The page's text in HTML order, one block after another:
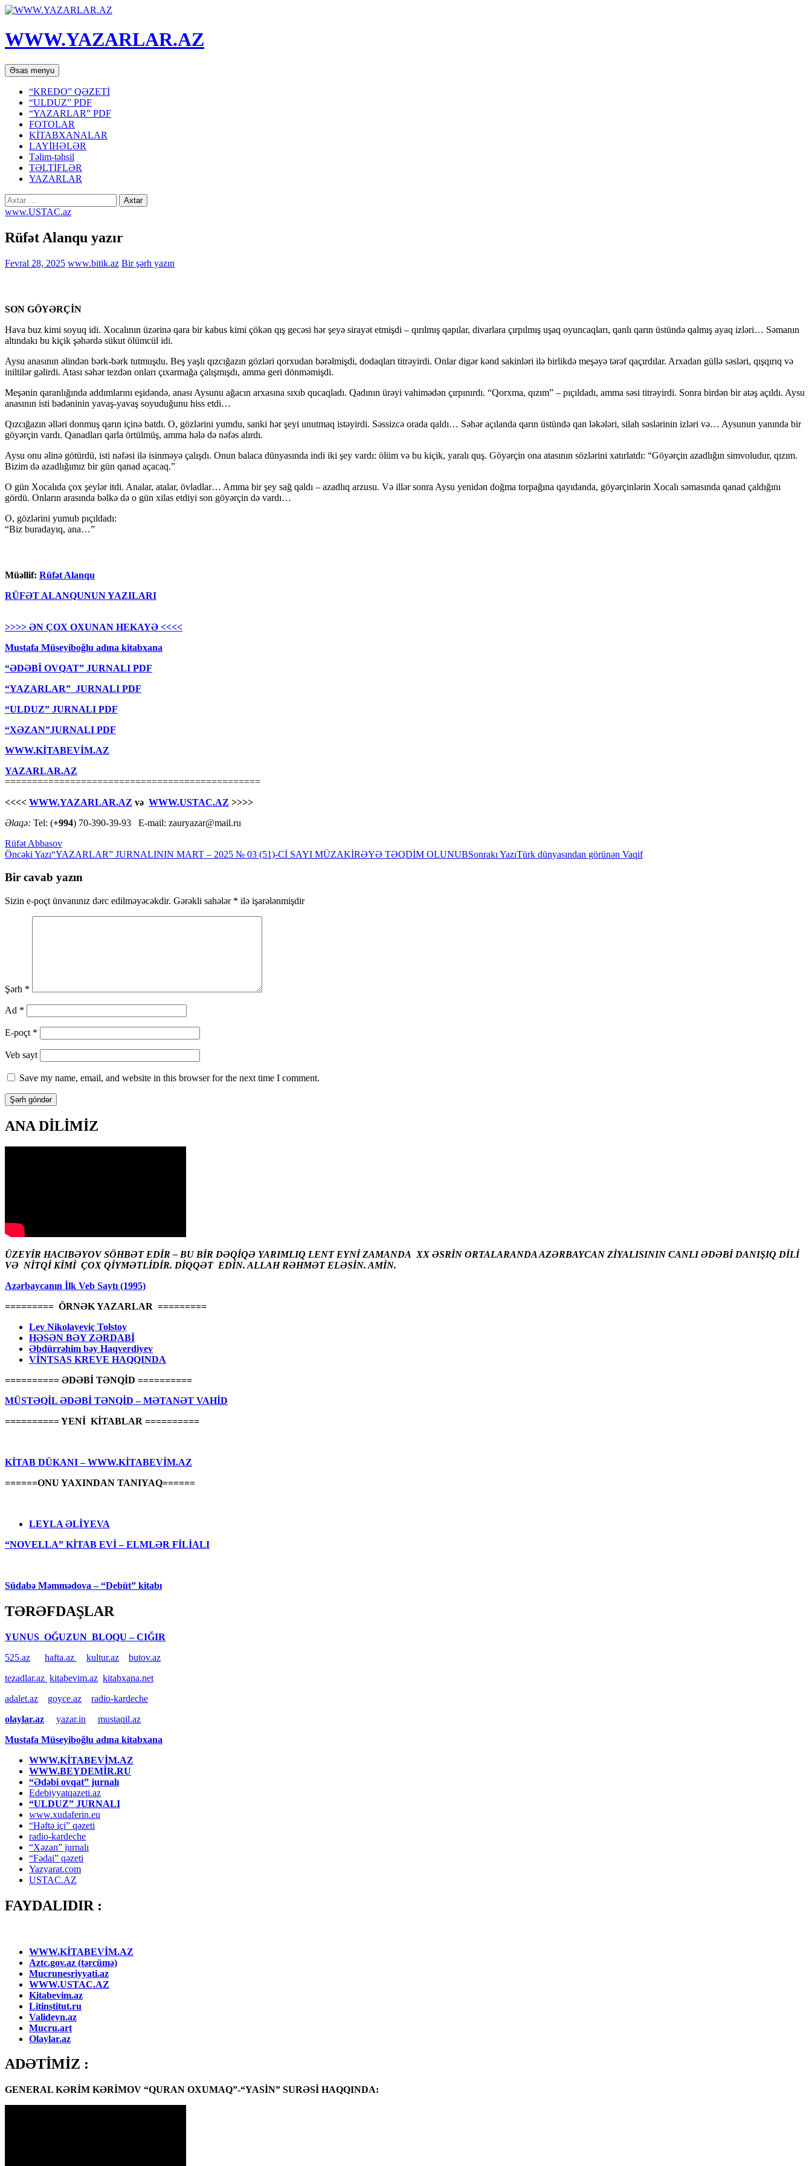
WWW.YAZARLAR.AZ
Axtar
Əsas menyu Mühtəviyyata
keç
“KREDO” QƏZETİ
“ULDUZ” PDF
“YAZARLAR” PDF
FOTOLAR
KİTABXANALAR
LAYİHƏLƏR
Təlim-təhsil
TƏLTİFLƏR
YAZARLAR
Axtarış:
www.USTAC.az
Rüfət Alanqu yazır
Fevral 28, 2025 www.bitik.az Bir şərh yazın
SON GÖYƏRÇİN
Hava buz kimi soyuq idi. Xocalının üzərinə qara bir kabus kimi çökən qış gecəsi hər şeyə sirayət etmişdi – qırılmış qapılar, divarlara çırpılmış uşaq oyuncaqları, qanlı qarın üstündə qalmış ayaq izləri… Səmanın
altındakı bu kiçik şəhərdə sükut ölümcül idi.
Aysu anasının əlindən bərk-bərk tutmuşdu. Beş yaşlı qızcığazın gözləri qorxudan bərəlmişdi, dodaqları titrəyirdi. Onlar digər kənd sakinləri ilə birlikdə meşəyə tərəf qaçırdılar. Arxadan güllə səsləri, qışqırıq və
iniltilər gəlirdi. Atası səhər tezdən onları çıxarmağa çalışmışdı, amma geri dönməmişdi.
Meşənin qaranlığında addımlarını eşidəndə, anası Aysunu ağacın arxasına sıxıb qucaqladı. Qadının ürəyi vahimədən çırpınırdı. “Qorxma, qızım” – pıçıldadı, amma səsi titrəyirdi. Sonra birdən bir atəş açıldı. Aysu
anasının isti bədəninin yavaş-yavaş soyuduğunu hiss etdi…
Qızcığazın əlləri donmuş qarın içinə batdı. O, gözlərini yumdu, sanki hər şeyi unutmaq istəyirdi. Səssizcə orada qaldı… Səhər açılanda qarın üstündə qan ləkələri, silah səslərinin izləri və… Aysunun yanında bir
göyərçin vardı. Qanadları qarla örtülmüş, amma hələ də nəfəs alırdı.
Aysu onu əlinə götürdü, isti nəfəsi ilə isinməyə çalışdı. Onun balaca dünyasında indi iki şey vardı: ölüm və bu kiçik, yaralı quş. Göyərçin ona atasının sözlərini xatırlatdı: “Göyərçin azadlığın simvoludur, qızım.
Bizim də azadlığımız bir gün qanad açacaq.”
O gün Xocalıda çox şeylər itdi. Analar, atalar, övladlar… Amma bir şey sağ qaldı – azadlıq arzusu. Və illər sonra Aysu yenidən doğma torpağına qayıdanda, göyərçinlərin Xocalı səmasında qanad çaldığını
gördü. Onların arasında bəlkə də o gün xilas etdiyi son göyərçin də vardı…
O, gözlərini yumub pıçıldadı:
“Biz buradayıq, ana…”
Müəllif: Rüfət Alanqu
RÜFƏT ALANQUNUN YAZILARI
>>>> ƏN ÇOX OXUNAN HEKAYƏ <<<<
Mustafa Müseyiboğlu adına kitabxana
“ƏDƏBİ OVQAT” JURNALI PDF
“YAZARLAR” JURNALI PDF
“ULDUZ” JURNALI PDF
“XƏZAN”JURNALI PDF
WWW.KİTABEVİM.AZ
YAZARLAR.AZ
===============================================
<<<< WWW.YAZARLAR.AZ və WWW.USTAC.AZ >>>>
Əlaqə: Tel: (+994) 70-390-39-93 E-mail: zauryazar@mail.ru
Rüfət Abbasov
Yazılar
üzrə
naviqasiya
Öncəki Yazı“YAZARLAR” JURNALININ MART – 2025 № 03 (51)-Cİ SAYI MÜZAKİRƏYƏ TƏQDİM OLUNUBSonrakı YazıTürk dünyasından görünən Vaqif
Bir cavab yazın
Sizin e-poçt ünvanınız dərc edilməyəcəkdir. Gərəkli sahələr * ilə işarələnmişdir
Şərh *
Ad *
E-poçt *
Veb sayt
Save my name, email, and website in this browser for the next time I comment.
ANA DİLİMİZ
ÜZEYİR HACIBƏYOV SÖHBƏT EDİR – BU BİR DƏQİQƏ YARIMLIQ LENT EYNİ ZAMANDA XX ƏSRİN ORTALARANDA AZƏRBAYCAN ZİYALISININ CANLI ƏDƏBİ DANIŞIQ DİLİ
VƏ NİTQİ KİMİ ÇOX QİYMƏTLİDİR. DİQQƏT EDİN. ALLAH RƏHMƏT ELƏSİN. AMİN.
Azərbaycanın İlk Veb Saytı (1995)
========= ÖRNƏK YAZARLAR =========
Lev Nikolayeviç Tolstoy
HƏSƏN BƏY ZƏRDABİ
Əbdürrəhim bəy Haqverdiyev
VİNTSAS KREVE HAQQINDA
========== ƏDƏBİ TƏNQİD ==========
MÜSTƏQİL ƏDƏBİ TƏNQİD – MƏTANƏT VAHİD
========== YENİ KİTABLAR ==========
KİTAB DÜKANI – WWW.KİTABEVİM.AZ
======ONU YAXINDAN TANIYAQ======
LEYLA ƏLİYEVA
“NOVELLA” KİTAB EVİ – ELMLƏR FİLİALI
Südabə Məmmədova – “Debüt” kitabı
TƏRƏFDAŞLAR
YUNUS OĞUZUN BLOQU – CIĞIR
525.az
hafta.az kultur.az
butov.az
tezadlar.az kitabevim.az kitabxana.net
adalet.az
goyce.az
radio-kardeche
olaylar.az
yazar.in
mustaqil.az
Mustafa Müseyiboğlu adına kitabxana
WWW.KİTABEVİM.AZ
WWW.BEYDEMİR.RU
“Ədəbi ovqat” jurnalı
Edebiyyatqazeti.az
“ULDUZ” JURNALI
www.xudaferin.eu
“Həftə içi” qəzeti
radio-kardeche
“Xəzan” jurnalı
“Fədai” qəzeti
Yazyarat.com
USTAC.AZ
FAYDALIDIR :
WWW.KİTABEVİM.AZ
Aztc.gov.az (tərcümə)
Mucrunesriyyati.az
WWW.USTAC.AZ
Kitabevim.az
Litinstitut.ru
Valideyn.az
Mucru.art
Olaylar.az
ADƏTİMİZ :
GENERAL KƏRİM KƏRİMOV “QURAN OXUMAQ”-“YASİN” SURƏSİ HAQQINDA: